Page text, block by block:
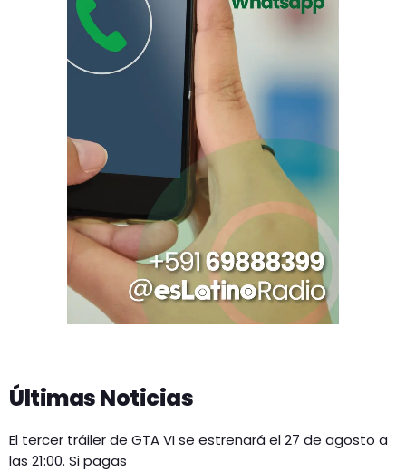
Últimas Noticias
El tercer tráiler de GTA VI se estrenará el 27 de agosto a
las 21:00. Si pagas